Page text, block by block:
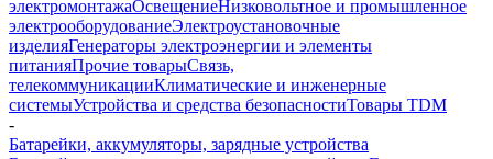
электромонтажаОсвещениеНизковольтное и промышленное
электрооборудованиеЭлектроустановочные
изделияГенераторы электроэнергии и элементы
питанияПрочие товарыСвязь,
телекоммуникацииКлиматические и инженерные
системыУстройства и средства безопасностиТовары TDM
-
Батарейки, аккумуляторы, зарядные устройства